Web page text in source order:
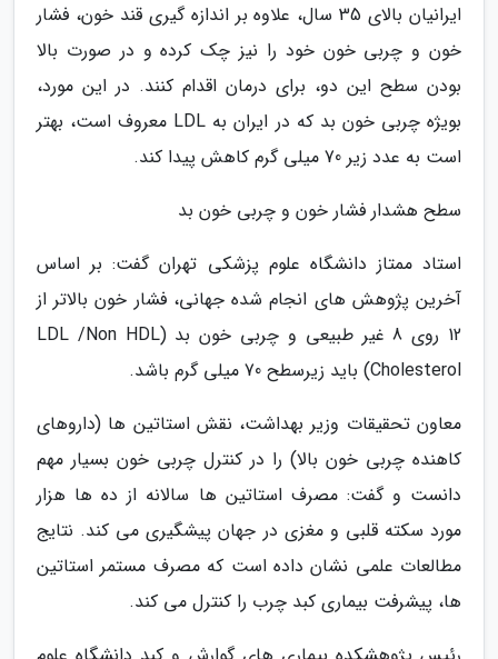
ایرانیان بالای 35 سال، علاوه بر اندازه گیری قند خون، فشار
خون و چربی خون خود را نیز چک کرده و در صورت بالا
بودن سطح این دو، برای درمان اقدام کنند. در این مورد،
بویژه چربی خون بد که در ایران به LDL معروف است، بهتر
است به عدد زیر 70 میلی گرم کاهش پیدا کند.
سطح هشدار فشار خون و چربی خون بد
استاد ممتاز دانشگاه علوم پزشکی تهران گفت: بر اساس
آخرین پژوهش های انجام شده جهانی، فشار خون بالاتر از
12 روی 8 غیر طبیعی و چربی خون بد (LDL /Non HDL
Cholesterol) باید زیرسطح 70 میلی گرم باشد.
معاون تحقیقات وزیر بهداشت، نقش استاتین ها (داروهای
کاهنده چربی خون بالا) را در کنترل چربی خون بسیار مهم
دانست و گفت: مصرف استاتین ها سالانه از ده ها هزار
مورد سکته قلبی و مغزی در جهان پیشگیری می کند. نتایج
مطالعات علمی نشان داده است که مصرف مستمر استاتین
ها، پیشرفت بیماری کبد چرب را کنترل می کند.